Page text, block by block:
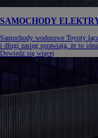
SAMOCHODY
Samochody wodorowe Toyoty
i długi zasięg sprawiają, że to
Dowiedz się więcej